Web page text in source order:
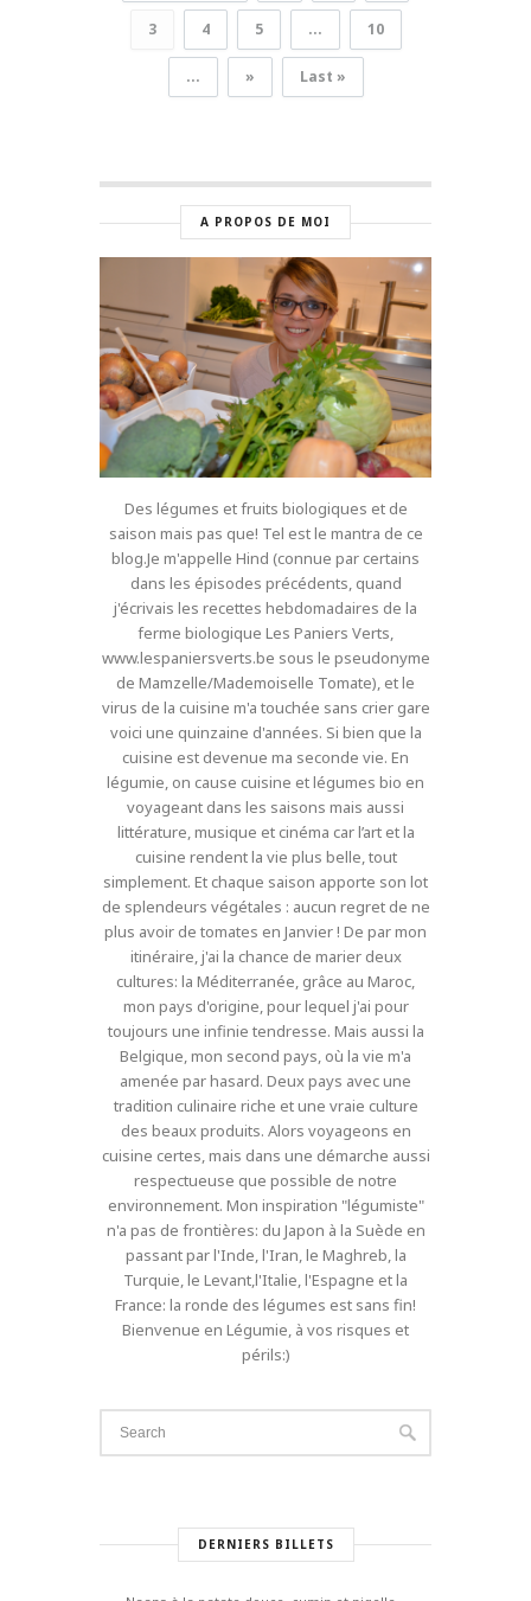
3 4 5 ... 10
... » Last »
A PROPOS DE MOI
Des légumes et fruits biologiques et de
saison mais pas que! Tel est le mantra de ce
blog.Je m'appelle Hind (connue par certains
dans les épisodes précédents, quand
j'écrivais les recettes hebdomadaires de la
ferme biologique Les Paniers Verts,
www.lespaniersverts.be sous le pseudonyme
de Mamzelle/Mademoiselle Tomate), et le
virus de la cuisine m'a touchée sans crier gare
voici une quinzaine d'années. Si bien que la
cuisine est devenue ma seconde vie. En
légumie, on cause cuisine et légumes bio en
voyageant dans les saisons mais aussi
littérature, musique et cinéma car l’art et la
cuisine rendent la vie plus belle, tout
simplement. Et chaque saison apporte son lot
de splendeurs végétales : aucun regret de ne
plus avoir de tomates en Janvier ! De par mon
itinéraire, j'ai la chance de marier deux
cultures: la Méditerranée, grâce au Maroc,
mon pays d'origine, pour lequel j'ai pour
toujours une infinie tendresse. Mais aussi la
Belgique, mon second pays, où la vie m'a
amenée par hasard. Deux pays avec une
tradition culinaire riche et une vraie culture
des beaux produits. Alors voyageons en
cuisine certes, mais dans une démarche aussi
respectueuse que possible de notre
environnement. Mon inspiration "légumiste"
n'a pas de frontières: du Japon à la Suède en
passant par l'Inde, l'Iran, le Maghreb, la
Turquie, le Levant,l'Italie, l'Espagne et la
France: la ronde des légumes est sans fin!
Bienvenue en Légumie, à vos risques et
périls:)
DERNIERS BILLETS